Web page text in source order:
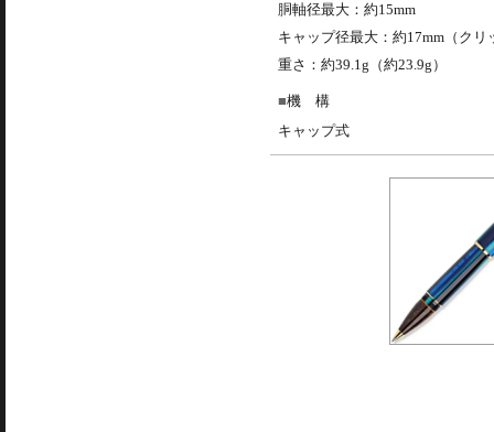
胴軸径最大：約15mm
キャップ径最大：約17mm（クリ
重さ：約39.1g（約23.9g）
機 構
キャップ式